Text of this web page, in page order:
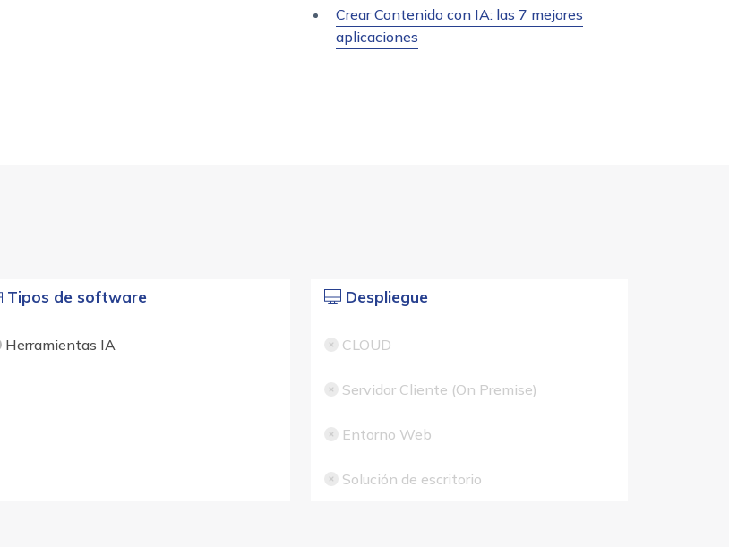
Crear Contenido con IA: las 7 mejores
aplicaciones
Tipos de software
Herramientas IA
Despliegue
CLOUD
Servidor Cliente (On Premise)
Entorno Web
Solución de escritorio